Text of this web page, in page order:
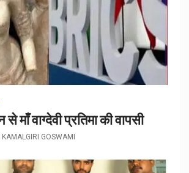
माँ वाग्देवी प्रतिमा की वापसी
KAMALGIRI GOSWAMI